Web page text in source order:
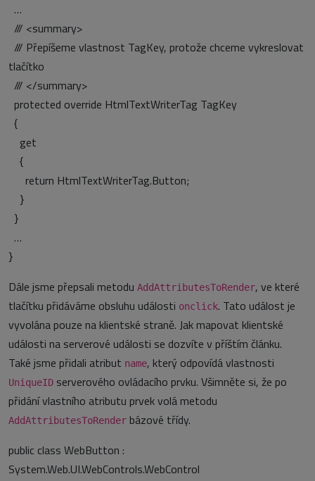
…
/// <summary>
/// Přepíšeme vlastnost TagKey, protože chceme vykreslovat
tlačítko
/// </summary>
protected override HtmlTextWriterTag TagKey
{
get
{
return HtmlTextWriterTag.Button;
}
}
…
}
Dále jsme přepsali metodu AddAttributesToRender, ve které
tlačítku přidáváme obsluhu události onclick. Tato událost je
vyvolána pouze na klientské straně. Jak mapovat klientské
události na serverové události se dozvíte v příštím článku.
Také jsme přidali atribut name, který odpovídá vlastnosti
UniqueID serverového ovládacího prvku. Všimněte si, že po
přidání vlastního atributu prvek volá metodu
AddAttributesToRender bázové třídy.
public class WebButton :
System.Web.UI.WebControls.WebControl